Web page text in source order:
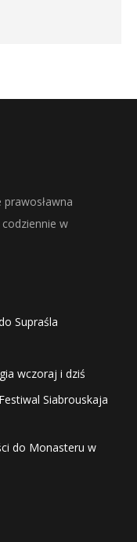
w
Supraśla
wczoraj i dziś
Siabrouskaja
do Monasteru w